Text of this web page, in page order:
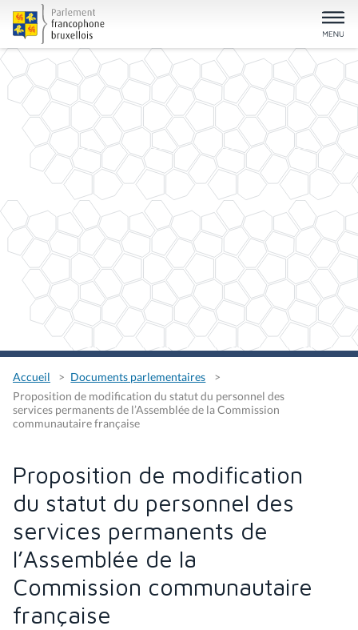
Accueil
Documents parlementaires
Proposition de modification du statut du personnel des
services permanents de l’Assemblée de la Commission
communautaire française
Proposition de modification
du statut du personnel des
services permanents de
l’Assemblée de la
Commission communautaire
française